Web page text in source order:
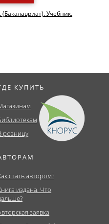
Учебник.
КУПИТЬ
розницу
стать автором?
издана. Что
заявка